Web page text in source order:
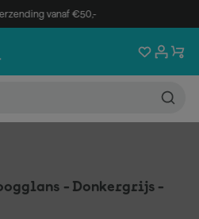
vanaf €50,-
- Donkergrijs -